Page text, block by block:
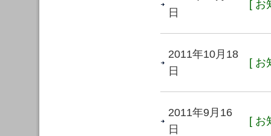
日
[ お
2011年10月18
日
[ お
2011年9月16
日
[ お